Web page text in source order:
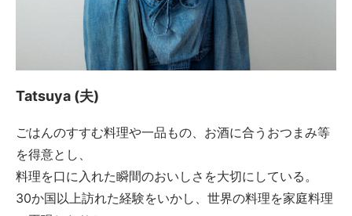
Tatsuya (夫)
ごはんのすすむ料理や一品もの、お酒に合うおつまみ等
を得意とし、
料理を口に入れた瞬間のおいしさを大切にしている。
30か国以上訪れた経験をいかし、世界の料理を家庭料理